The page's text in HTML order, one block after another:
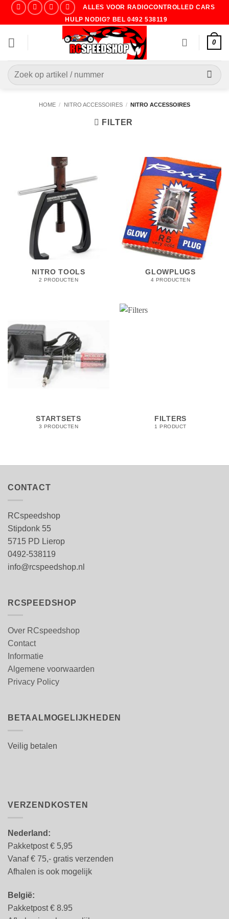
ALLES VOOR RADIOCONTROLLED CARS
HULP NODIG? BEL 0492 538119
0
Zoeken
naar:
HOME / NITRO ACCESSOIRES / NITRO ACCESSOIRES
FILTER
NITRO TOOLS
2 PRODUCTEN
GLOWPLUGS
4 PRODUCTEN
STARTSETS
3 PRODUCTEN
FILTERS
1 PRODUCT
CONTACT
RCspeedshop
Stipdonk 55
5715 PD Lierop
0492-538119
info@rcspeedshop.nl
RCSPEEDSHOP
Over RCspeedshop
Contact
Informatie
Algemene voorwaarden
Privacy Policy
BETAALMOGELIJKHEDEN
Veilig betalen
VERZENDKOSTEN
Nederland:
Pakketpost € 5,95
Vanaf € 75,- gratis verzenden
Afhalen is ook mogelijk
België:
Pakketpost € 8.95